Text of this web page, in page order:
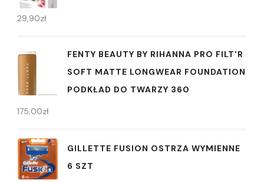
29,90zł
FENTY BEAUTY BY RIHANNA PRO FILT'R
SOFT MATTE LONGWEAR FOUNDATION
PODKŁAD DO TWARZY 360
175,00zł
GILLETTE FUSION OSTRZA WYMIENNE
6 SZT